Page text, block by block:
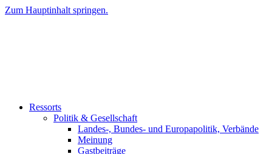
Zum Hauptinhalt springen.
Ressorts
Politik & Gesellschaft
Landes-, Bundes- und Europapolitik, Verbände
Meinung
Gastbeiträge